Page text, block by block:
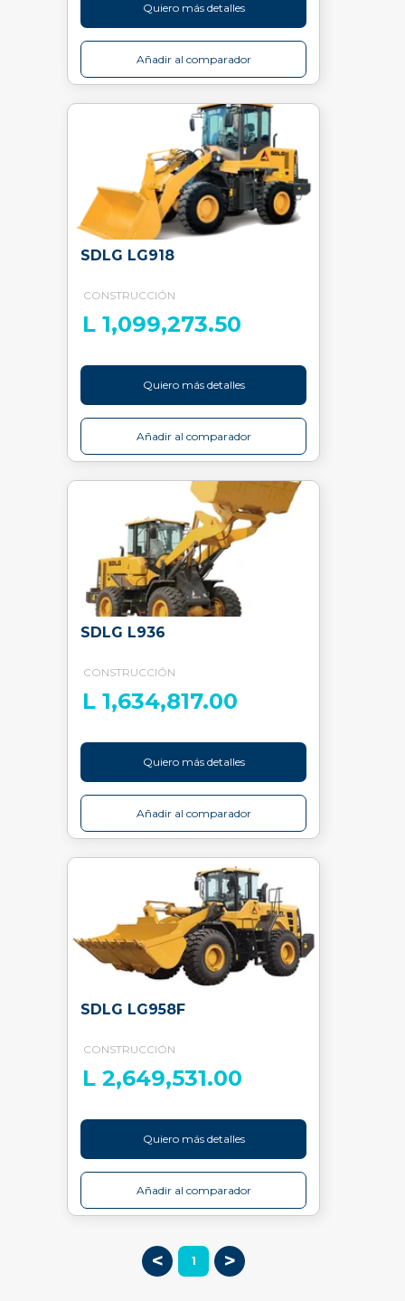
Quiero más detalles
Añadir al comparador
SDLG LG918
CONSTRUCCIÓN
L 1,099,273.50
Quiero más detalles
Añadir al comparador
SDLG L936
CONSTRUCCIÓN
L 1,634,817.00
Quiero más detalles
Añadir al comparador
SDLG LG958F
CONSTRUCCIÓN
L 2,649,531.00
Quiero más detalles
Añadir al comparador
< 1 >